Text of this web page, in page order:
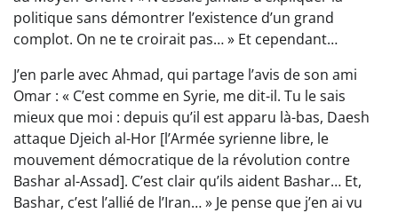
politique sans démontrer l’existence d’un grand
complot. On ne te croirait pas… » Et cependant…
J’en parle avec Ahmad, qui partage l’avis de son ami
Omar : « C’est comme en Syrie, me dit-il. Tu le sais
mieux que moi : depuis qu’il est apparu là-bas, Daesh
attaque Djeich al-Hor [l’Armée syrienne libre, le
mouvement démocratique de la révolution contre
Bashar al-Assad]. C’est clair qu’ils aident Bashar… Et,
Bashar, c’est l’allié de l’Iran… » Je pense que j’en ai vu